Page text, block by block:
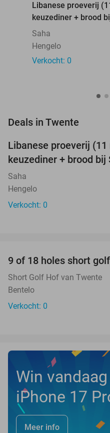
Libanese proeverij
keuzediner + brood
Saha
Hengelo
Verkocht: 0
Deals in Twente
TODAY
Libanese proeverij
keuzediner + brood bij
Saha
Hengelo
Verkocht: 0
TODAY
9 of 18 holes short golf
Short Golf Hof van Twente
Bentelo
Verkocht: 0
Win
iPhone 17
Meer info